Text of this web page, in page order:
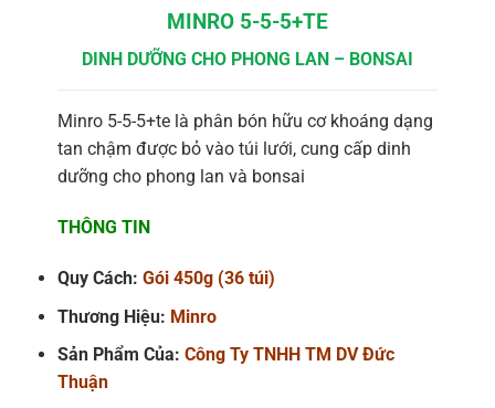
MINRO 5-5-5+TE
DINH DƯỠNG CHO PHONG LAN – BONSAI
Minro 5-5-5+te là phân bón hữu cơ khoáng dạng
tan chậm được bỏ vào túi lưới, cung cấp dinh
dưỡng cho phong lan và bonsai
THÔNG TIN
Quy Cách: Gói 450g (36 túi)
Thương Hiệu: Minro
Sản Phẩm Của: Công Ty TNHH TM DV Đức
Thuận